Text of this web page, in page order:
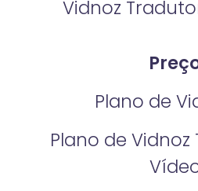
Vidnoz
Plano de
Plano de